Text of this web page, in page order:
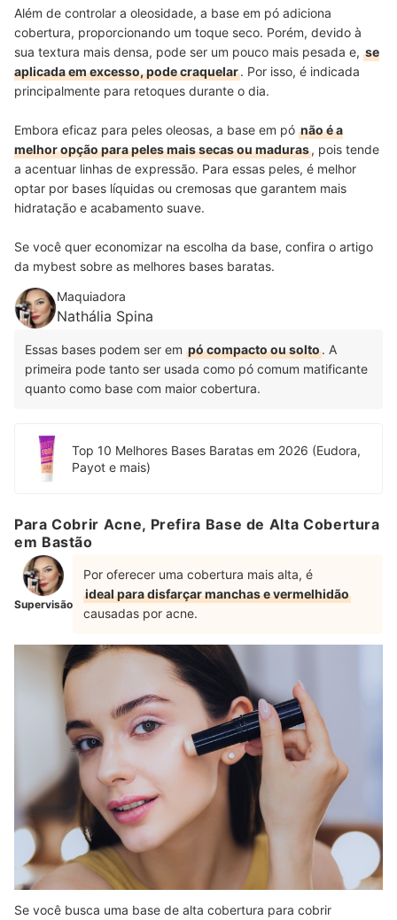
Além de controlar a oleosidade, a base em pó adiciona
cobertura, proporcionando um toque seco. Porém, devido à
sua textura mais densa, pode ser um pouco mais pesada e, se
aplicada em excesso, pode craquelar. Por isso, é indicada
principalmente para retoques durante o dia.
Embora eficaz para peles oleosas, a base em pó não é a
melhor opção para peles mais secas ou maduras, pois tende
a acentuar linhas de expressão. Para essas peles, é melhor
optar por bases líquidas ou cremosas que garantem mais
hidratação e acabamento suave.
Se você quer economizar na escolha da base, confira o artigo
da mybest sobre as melhores bases baratas.
Maquiadora
Nathália Spina
Essas bases podem ser em pó compacto ou solto. A
primeira pode tanto ser usada como pó comum matificante
quanto como base com maior cobertura.
Top 10 Melhores Bases Baratas em 2026 (Eudora,
Payot e mais)
Para Cobrir Acne, Prefira Base de Alta Cobertura
em Bastão
Supervisão
Por oferecer uma cobertura mais alta, é
ideal para disfarçar manchas e vermelhidão
causadas por acne.
Se você busca uma base de alta cobertura para cobrir